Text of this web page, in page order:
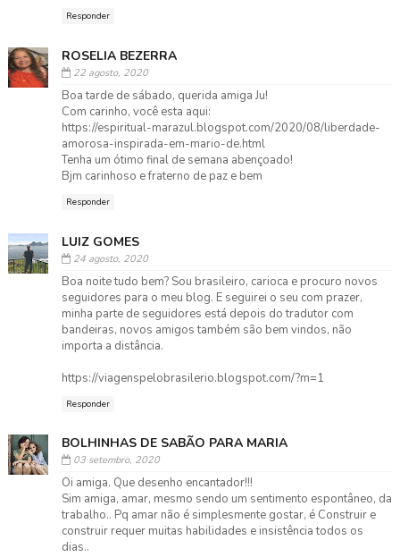
Responder
ROSELIA BEZERRA
22 agosto, 2020
Boa tarde de sábado, querida amiga Ju!
Com carinho, você esta aqui:
https://espiritual-marazul.blogspot.com/2020/08/liberdade-
amorosa-inspirada-em-mario-de.html
Tenha um ótimo final de semana abençoado!
Bjm carinhoso e fraterno de paz e bem
Responder
LUIZ GOMES
24 agosto, 2020
Boa noite tudo bem? Sou brasileiro, carioca e procuro novos
seguidores para o meu blog. E seguirei o seu com prazer,
minha parte de seguidores está depois do tradutor com
bandeiras, novos amigos também são bem vindos, não
importa a distância.
https://viagenspelobrasilerio.blogspot.com/?m=1
Responder
BOLHINHAS DE SABÃO PARA MARIA
03 setembro, 2020
Oi amiga. Que desenho encantador!!!
Sim amiga, amar, mesmo sendo um sentimento espontâneo, da
trabalho.. Pq amar não é simplesmente gostar, é Construir e
construir requer muitas habilidades e insistência todos os
dias..